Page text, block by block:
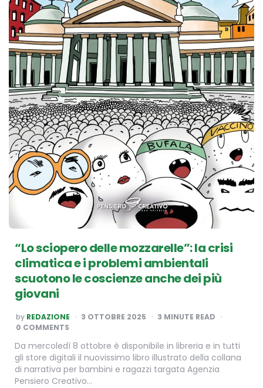
“Lo sciopero delle mozzarelle”: la crisi
climatica e i problemi ambientali
scuotono le coscienze anche dei più
giovani
POSTED
BY
by REDAZIONE 3 OTTOBRE 2025 3 MINUTE READ
0 COMMENTS
Da mercoledì 8 ottobre è disponibile in libreria e in tutti
gli store digitali il nuovissimo libro illustrato della collana
di narrativa per bambini e ragazzi targata Agenzia
Pensiero Creativo…